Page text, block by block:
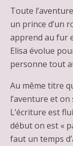
Toute
un prince d’un
apprend au fur
Elisa évolue
personne tout
Au même titre
l’aventure et
L’écriture est
début on est «
faut un temps